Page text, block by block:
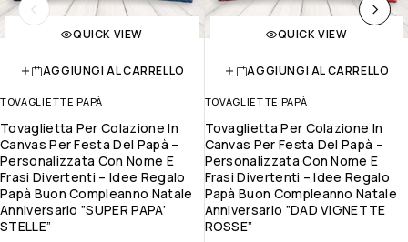
QUICK VIEW
AGGIUNGI AL CARRELLO
TOVAGLIETTE PAPÀ
Tovaglietta Per Colazione In
Canvas Per Festa Del Papà –
Personalizzata Con Nome E
Frasi Divertenti – Idee Regalo
Papà Buon Compleanno Natale
Anniversario ”SUPER PAPA’
STELLE”
QUICK VIEW
AGGIUNGI AL CARRELLO
TOVAGLIETTE PAPÀ
Tovaglietta Per Colazione In
Canvas Per Festa Del Papà –
Personalizzata Con Nome E
Frasi Divertenti – Idee Regalo
Papà Buon Compleanno Natale
Anniversario ”DAD VIGNETTE
ROSSE”